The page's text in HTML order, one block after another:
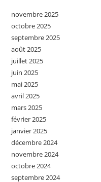
novembre 2025
octobre 2025
septembre 2025
août 2025
juillet 2025
juin 2025
mai 2025
avril 2025
mars 2025
février 2025
janvier 2025
décembre 2024
novembre 2024
octobre 2024
septembre 2024